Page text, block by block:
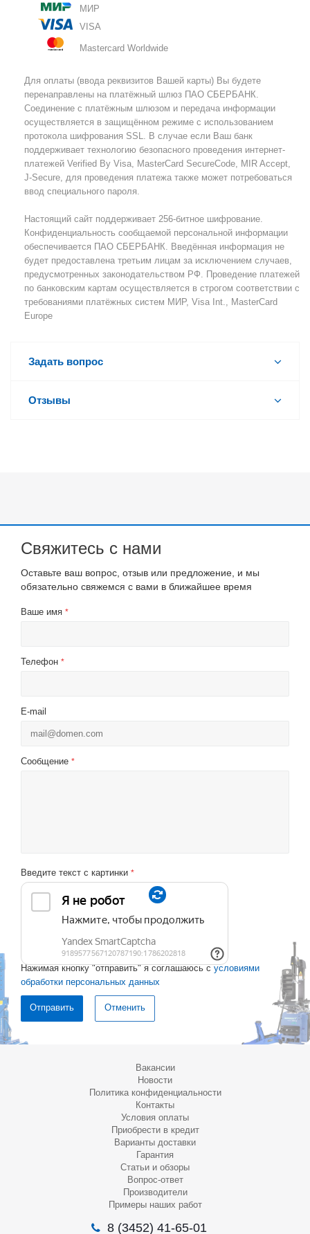
МИР
VISA
Mastercard Worldwide
Для оплаты (ввода реквизитов Вашей карты) Вы будете
перенаправлены на платёжный шлюз ПАО СБЕРБАНК.
Соединение с платёжным шлюзом и передача информации
осуществляется в защищённом режиме с использованием
протокола шифрования SSL. В случае если Ваш банк
поддерживает технологию безопасного проведения интернет-
платежей Verified By Visa, MasterCard SecureCode, MIR Accept,
J-Secure, для проведения платежа также может потребоваться
ввод специального пароля.
Настоящий сайт поддерживает 256-битное шифрование.
Конфиденциальность сообщаемой персональной информации
обеспечивается ПАО СБЕРБАНК. Введённая информация не
будет предоставлена третьим лицам за исключением случаев,
предусмотренных законодательством РФ. Проведение платежей
по банковским картам осуществляется в строгом соответствии с
требованиями платёжных систем МИР, Visa Int., MasterCard
Europe
Задать вопрос
Отзывы
Свяжитесь с нами
Оставьте ваш вопрос, отзыв или предложение, и мы
обязательно свяжемся с вами в ближайшее время
Ваше имя *
Телефон *
E-mail
Сообщение *
Введите текст с картинки *
Нажимая кнопку "отправить" я соглашаюсь с условиями
обработки персональных данных
Отменить
Вакансии
Новости
Политика конфиденциальности
Контакты
Условия оплаты
Приобрести в кредит
Варианты доставки
Гарантия
Статьи и обзоры
Вопрос-ответ
Производители
Примеры наших работ
8 (3452) 41-65-01